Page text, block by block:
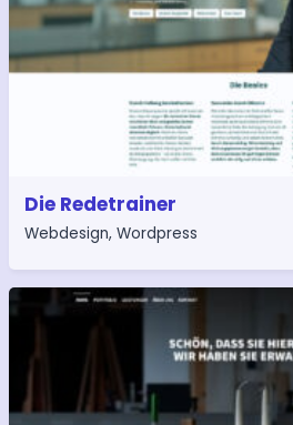
Die Redetrainer
Webdesign, Wordpress